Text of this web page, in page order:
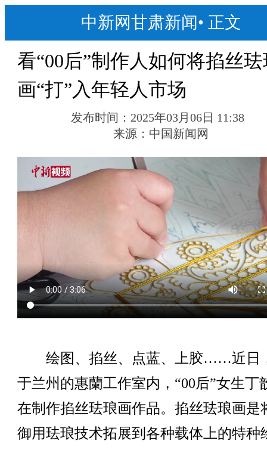
中新网甘肃新闻• 正文
看“00后”制作人如何将掐丝
画“打”入年轻人市场
发布时间： 2025年03月06日 11:38
来源： 中国新闻网
绘图、掐丝、点蓝、上胶……近日
于兰州的惠蘭工作室内，“00后”女生丁
在制作掐丝珐琅画作品。掐丝珐琅画是
御用珐琅技术拓展到各种载体上的特种